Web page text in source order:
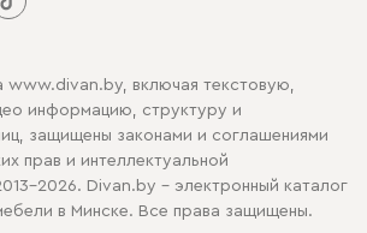
www.divan.by, включая текстовую,
информацию, структуру и
защищены законами и соглашениями
прав и интеллектуальной
2026. Divan.by - электронный каталог
в Минске. Все права защищены.